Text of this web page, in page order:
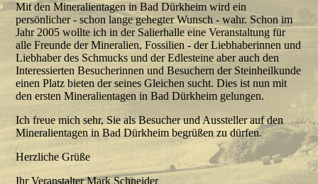
Mit den Mineralientagen in Bad Dürkheim wird ein
persönlicher - schon lange gehegter Wunsch - wahr. Schon im
Jahr 2005 wollte ich in der Salierhalle eine Veranstaltung für
alle Freunde der Mineralien, Fossilien - der Liebhaberinnen und
Liebhaber des Schmucks und der Edlesteine aber auch den
Interessierten Besucherinnen und Besuchern der Steinheilkunde
einen Platz bieten der seines Gleichen sucht. Dies ist nun mit
den ersten Mineralientagen in Bad Dürkheim gelungen.
Ich freue mich sehr, Sie als Besucher und Aussteller auf den
Mineralientagen in Bad Dürkheim begrüßen zu dürfen.
Herzliche Grüße
Ihr Veranstalter Mark Schneider